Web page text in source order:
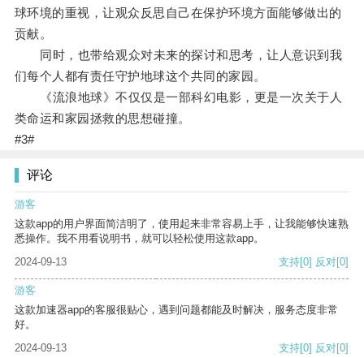
球环境的重视，让观众反思自己在保护环境方面能够做出的
贡献。
同时，也带给观众对未来的探讨和思考，让人意识到我
们每个人都有责任守护地球这个共同的家园。
《流浪地球》不仅仅是一部科幻电影，更是一次关于人
类命运和家园拯救的思想碰撞。
#3#
评论
游客
这款app的用户界面简洁明了，使用起来非常容易上手，让我能够快速熟
悉操作。我不用看说明书，就可以轻松使用这款app。
2024-09-13
支持[0] 反对[0]
游客
这款加速器app的客服很贴心，遇到问题都能及时解决，服务态度非常
好。
2024-09-13
支持[0] 反对[0]